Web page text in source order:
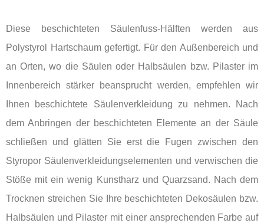
Diese beschichteten Säulenfuss-Hälften werden aus
Polystyrol Hartschaum gefertigt. Für den Außenbereich und
an Orten, wo die Säulen oder Halbsäulen bzw. Pilaster im
Innenbereich stärker beansprucht werden, empfehlen wir
Ihnen beschichtete Säulenverkleidung zu nehmen. Nach
dem Anbringen der beschichteten Elemente an der Säule
schließen und glätten Sie erst die Fugen zwischen den
Styropor Säulenverkleidungselementen und verwischen die
Stöße mit ein wenig Kunstharz und Quarzsand. Nach dem
Trocknen streichen Sie Ihre beschichteten Dekosäulen bzw.
Halbsäulen und Pilaster mit einer ansprechenden Farbe auf